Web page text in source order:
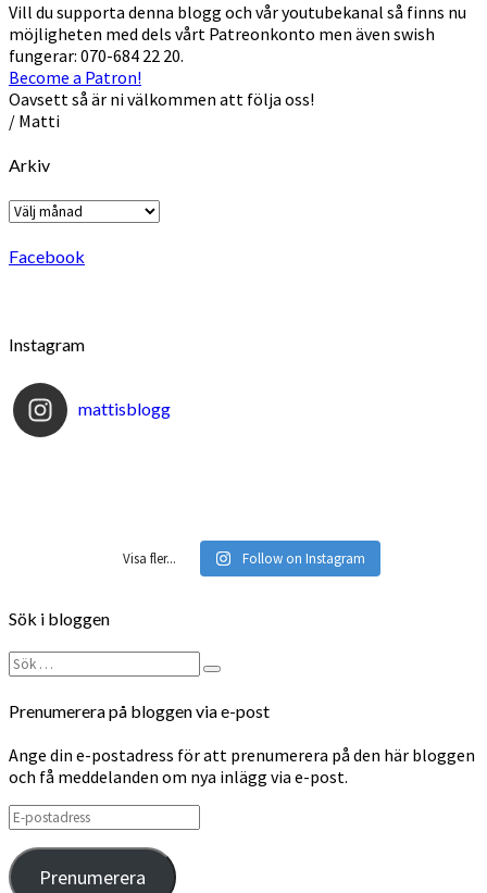
Vill du supporta denna blogg och vår youtubekanal så finns nu
möjligheten med dels vårt Patreonkonto men även swish
fungerar: 070-684 22 20.
Become a Patron!
Oavsett så är ni välkommen att följa oss!
/ Matti
Arkiv
Arkiv
Facebook
Instagram
mattisblogg
Visa fler... Follow on Instagram
Sök i bloggen
Sök
efter:
Sök
Prenumerera på bloggen via e-post
Ange din e-postadress för att prenumerera på den här bloggen
och få meddelanden om nya inlägg via e-post.
E-
postadress
Prenumerera